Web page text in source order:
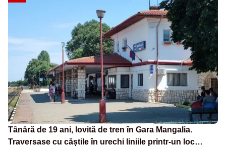
Tânără de 19 ani, lovită de tren în Gara Mangalia.
Traversase cu căștile în urechi liniile printr-un loc